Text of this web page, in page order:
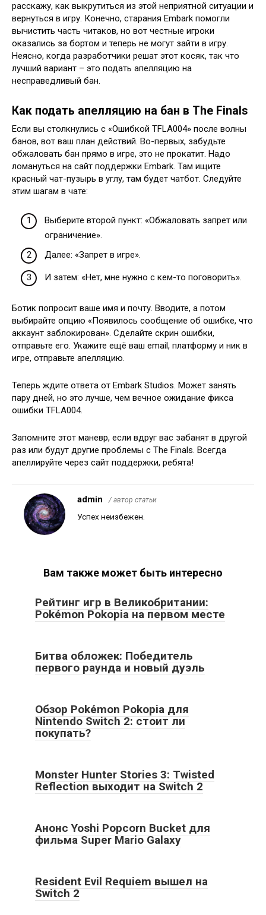
расскажу, как выкрутиться из этой неприятной ситуации и
вернуться в игру. Конечно, старания Embark помогли
вычистить часть читаков, но вот честные игроки
оказались за бортом и теперь не могут зайти в игру.
Неясно, когда разработчики решат этот косяк, так что
лучший вариант – это подать апелляцию на
несправедливый бан.
Как подать апелляцию на бан в The Finals
Если вы столкнулись с «Ошибкой TFLA004» после волны
банов, вот ваш план действий. Во-первых, забудьте
обжаловать бан прямо в игре, это не прокатит. Надо
ломануться на сайт поддержки Embark. Там ищите
красный чат-пузырь в углу, там будет чатбот. Следуйте
этим шагам в чате:
Выберите второй пункт: «Обжаловать запрет или
ограничение».
Далее: «Запрет в игре».
И затем: «Нет, мне нужно с кем-то поговорить».
Ботик попросит ваше имя и почту. Вводите, а потом
выбирайте опцию «Появилось сообщение об ошибке, что
аккаунт заблокирован». Сделайте скрин ошибки,
отправьте его. Укажите ещё ваш email, платформу и ник в
игре, отправьте апелляцию.
Теперь ждите ответа от Embark Studios. Может занять
пару дней, но это лучше, чем вечное ожидание фикса
ошибки TFLA004.
Запомните этот маневр, если вдруг вас забанят в другой
раз или будут другие проблемы с The Finals. Всегда
апеллируйте через сайт поддержки, ребята!
admin / автор статьи
Успех неизбежен.
Вам также может быть интересно
Рейтинг игр в Великобритании:
Pokémon Pokopia на первом месте
Битва обложек: Победитель
первого раунда и новый дуэль
Обзор Pokémon Pokopia для
Nintendo Switch 2: стоит ли
покупать?
Monster Hunter Stories 3: Twisted
Reflection выходит на Switch 2
Анонс Yoshi Popcorn Bucket для
фильма Super Mario Galaxy
Resident Evil Requiem вышел на
Switch 2